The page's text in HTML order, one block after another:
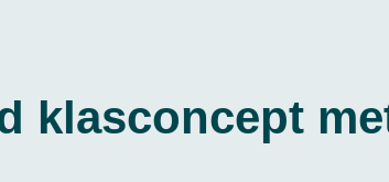
klasconcept